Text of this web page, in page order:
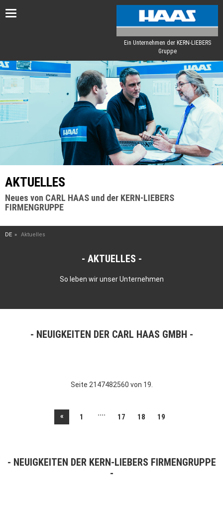
Toggle
Ein Unternehmen der KERN-LIEBERS
Gruppe
AKTUELLES
Neues von CARL HAAS und der KERN-LIEBERS
FIRMENGRUPPE
DE Aktuelles
AKTUELLES
So leben wir unser Unternehmen
NEUIGKEITEN DER CARL HAAS GMBH
Seite 2147482560 von 19.
« 1 .... 17 18 19
NEUIGKEITEN DER KERN-LIEBERS FIRMENGRUPPE